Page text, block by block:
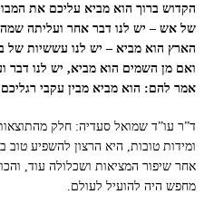
הקדוש ברוך הוא מביא עליכם את
של אש – יש לנו דבר אחר ועליתה
הארץ הוא מביא – יש לנו עששיות של
ואם מן השמים הוא מביא, יש לנו דבר
אמר להם: הוא מביא מבין עקבי
ד”ר עו”ד שמואל סעדיה: חלק
ומידות טובות, היא הרצון להשפיע טוב
אחר שיפור המציאות ושכלולה עוד,
מחפש היה להועיל לעולם.